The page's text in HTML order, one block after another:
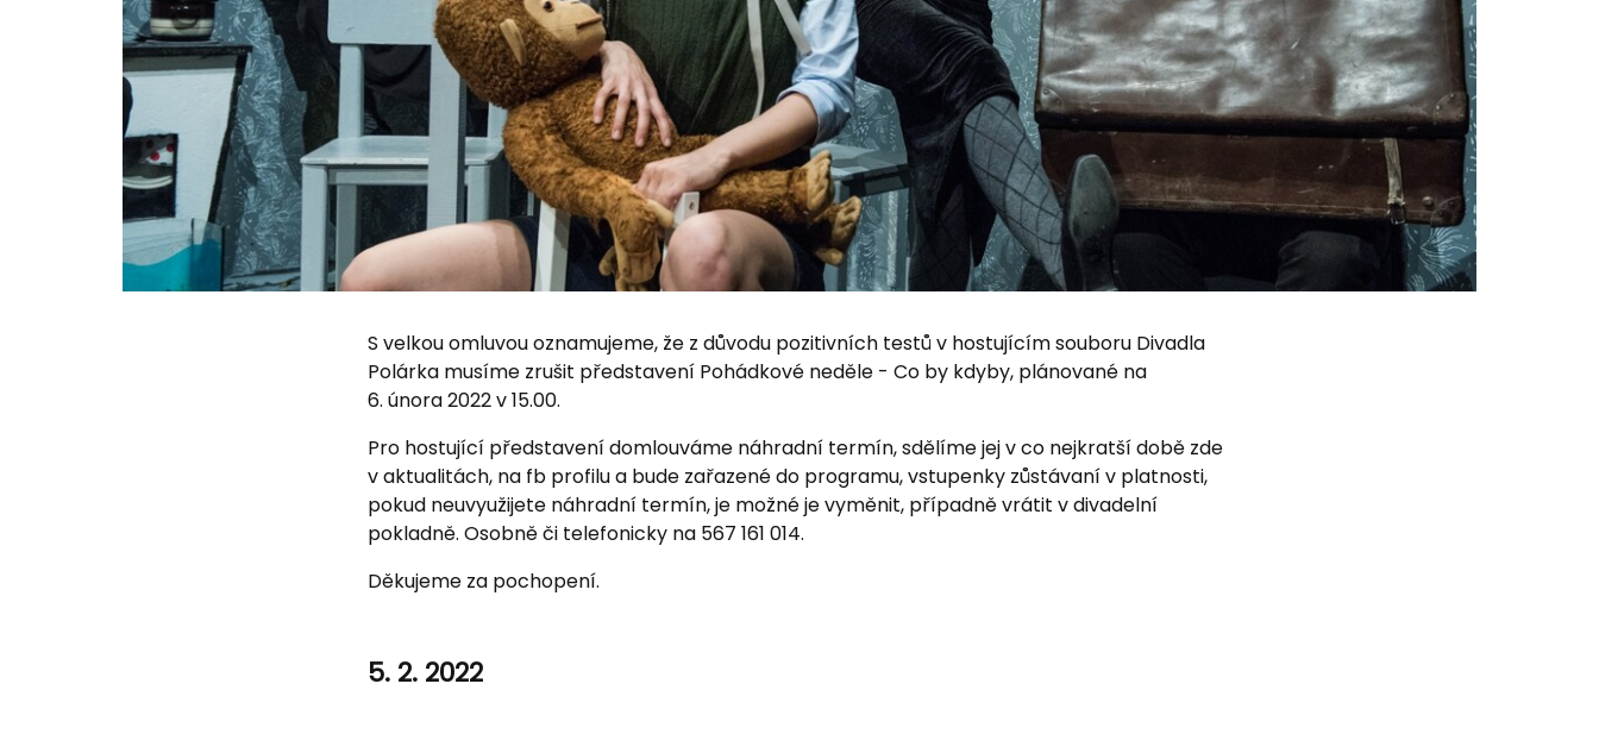
S velkou omluvou oznamujeme, že z důvodu pozitivních testů v hostujícím souboru Divadla
Polárka musíme zrušit představení Pohádkové neděle - Co by kdyby, plánované na
6. února 2022 v 15.00.
Pro hostující představení domlouváme náhradní termín, sdělíme jej v co nejkratší době zde
v aktualitách, na fb profilu a bude zařazené do programu, vstupenky zůstávaní v platnosti,
pokud neuvyužijete náhradní termín, je možné je vyměnit, případně vrátit v divadelní
pokladně. Osobně či telefonicky na 567 161 014.
Děkujeme za pochopení.
5. 2. 2022